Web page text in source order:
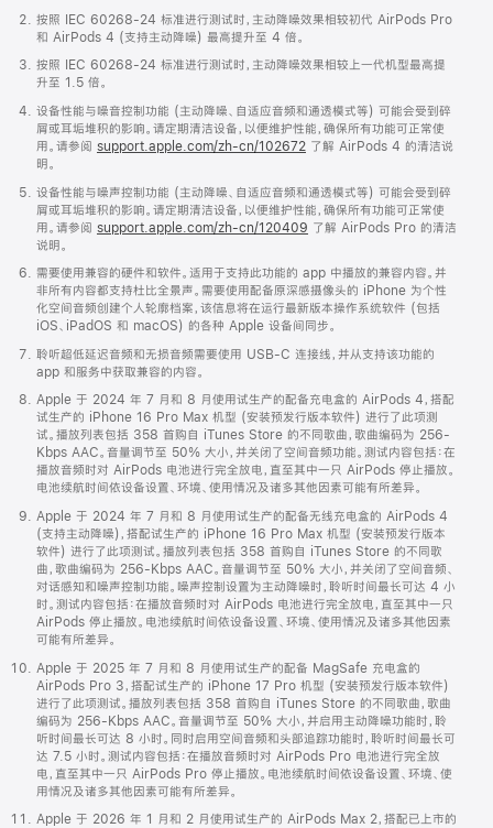
按照 IEC 60268-24 标准进行测试时，主动降噪效果相较初代 AirPods Pro
和 AirPods 4 (支持主动降噪) 最高提升至 4 倍。
按照 IEC 60268-24 标准进行测试时，主动降噪效果相较上一代机型最高提
升至 1.5 倍。
设备性能与噪音控制功能 (主动降噪、自适应音频和通透模式等) 可能会受到碎
屑或耳垢堆积的影响。请定期清洁设备，以便维护性能，确保所有功能可正常使
用。请参阅 support.apple.com/zh-cn/102672 了解 AirPods 4 的清洁说
明。
设备性能与噪声控制功能 (主动降噪、自适应音频和通透模式等) 可能会受到碎
屑或耳垢堆积的影响。请定期清洁设备，以便维护性能，确保所有功能可正常使
用。请参阅 support.apple.com/zh-cn/120409 了解 AirPods Pro 的清洁
说明。
需要使用兼容的硬件和软件。适用于支持此功能的 app 中播放的兼容内容。并
非所有内容都支持杜比全景声。需要使用配备原深感摄像头的 iPhone 为个性
化空间音频创建个人轮廓档案，该信息将在运行最新版本操作系统软件 (包括
iOS、iPadOS 和 macOS) 的各种 Apple 设备间同步。
聆听超低延迟音频和无损音频需要使用 USB-C 连接线，并从支持该功能的
app 和服务中获取兼容的内容。
Apple 于 2024 年 7 月和 8 月使用试生产的配备充电盒的 AirPods 4，搭配
试生产的 iPhone 16 Pro Max 机型 (安装预发行版本软件) 进行了此项测
试。播放列表包括 358 首购自 iTunes Store 的不同歌曲，歌曲编码为 256-
Kbps AAC。音量调节至 50% 大小，并关闭了空间音频功能。测试内容包括：在
播放音频时对 AirPods 电池进行完全放电，直至其中一只 AirPods 停止播放。
电池续航时间依设备设置、环境、使用情况及诸多其他因素可能有所差异。
Apple 于 2024 年 7 月和 8 月使用试生产的配备无线充电盒的 AirPods 4
(支持主动降噪)，搭配试生产的 iPhone 16 Pro Max 机型 (安装预发行版本
软件) 进行了此项测试。播放列表包括 358 首购自 iTunes Store 的不同歌
曲，歌曲编码为 256-Kbps AAC。音量调节至 50% 大小，并关闭了空间音频、
对话感知和噪声控制功能。噪声控制设置为主动降噪时，聆听时间最长可达 4 小
时。测试内容包括：在播放音频时对 AirPods 电池进行完全放电，直至其中一只
AirPods 停止播放。电池续航时间依设备设置、环境、使用情况及诸多其他因素
可能有所差异。
Apple 于 2025 年 7 月和 8 月使用试生产的配备 MagSafe 充电盒的
AirPods Pro 3，搭配试生产的 iPhone 17 Pro 机型 (安装预发行版本软件)
进行了此项测试。播放列表包括 358 首购自 iTunes Store 的不同歌曲，歌曲
编码为 256-Kbps AAC。音量调节至 50% 大小，并启用主动降噪功能时，聆
听时间最长可达 8 小时。同时启用空间音频和头部追踪功能时，聆听时间最长可
达 7.5 小时。测试内容包括：在播放音频时对 AirPods Pro 电池进行完全放
电，直至其中一只 AirPods Pro 停止播放。电池续航时间依设备设置、环境、使
用情况及诸多其他因素可能有所差异。
Apple 于 2026 年 1 月和 2 月使用试生产的 AirPods Max 2，搭配已上市的